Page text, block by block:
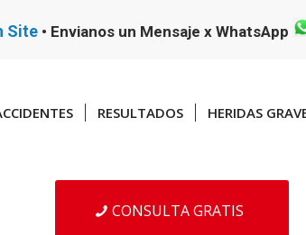
Site • Envianos un Mensaje x WhatsApp
RESULTADOS HERIDAS
CONSULTA GRATIS